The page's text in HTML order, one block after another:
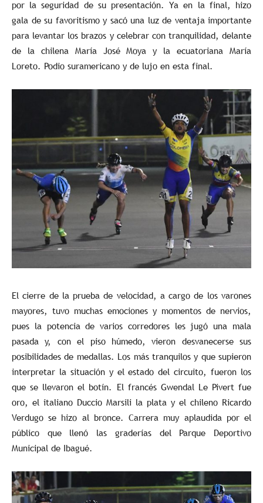
por la seguridad de su presentación. Ya en la final, hizo
gala de su favoritismo y sacó una luz de ventaja importante
para levantar los brazos y celebrar con tranquilidad, delante
de la chilena María José Moya y la ecuatoriana María
Loreto. Podio suramericano y de lujo en esta final.
El cierre de la prueba de velocidad, a cargo de los varones
mayores, tuvo muchas emociones y momentos de nervios,
pues la potencia de varios corredores les jugó una mala
pasada y, con el piso húmedo, vieron desvanecerse sus
posibilidades de medallas. Los más tranquilos y que supieron
interpretar la situación y el estado del circuito, fueron los
que se llevaron el botín. El francés Gwendal Le Pivert fue
oro, el italiano Duccio Marsili la plata y el chileno Ricardo
Verdugo se hizo al bronce. Carrera muy aplaudida por el
público que llenó las graderías del Parque Deportivo
Municipal de Ibagué.